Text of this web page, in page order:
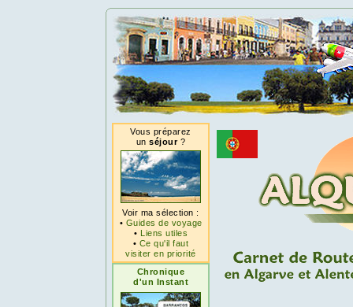
Vous préparez
unséjour?
Voir ma sélection :
• Guides de voyage
• Liens utiles
• Ce qu'il faut
visiter en priorité
Chronique
d'un Instant